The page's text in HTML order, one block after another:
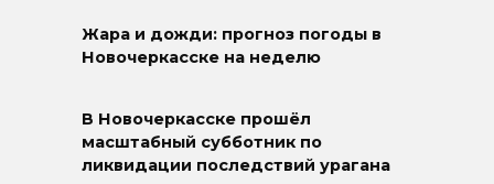
Жара и дожди: прогноз погоды в
Новочеркасске на неделю
В Новочеркасске прошёл
масштабный субботник по
ликвидации последствий урагана